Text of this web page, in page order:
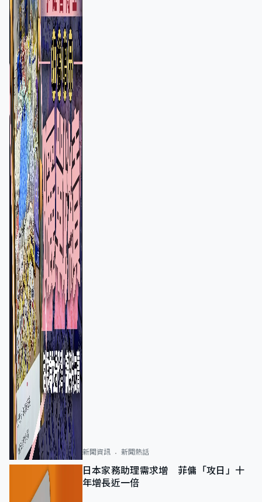
新聞資訊 新聞熱話
日本家務助理需求增 菲傭「攻日」十
年增長近一倍